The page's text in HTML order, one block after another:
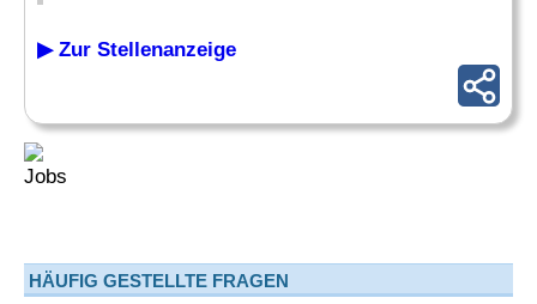
▶ Zur Stellenanzeige
HÄUFIG GESTELLTE FRAGEN